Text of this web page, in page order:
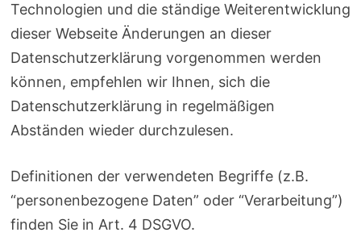
Technologien und die ständige Weiterentwicklung
dieser Webseite Änderungen an dieser
Datenschutzerklärung vorgenommen werden
können, empfehlen wir Ihnen, sich die
Datenschutzerklärung in regelmäßigen
Abständen wieder durchzulesen.
Definitionen der verwendeten Begriffe (z.B.
“personenbezogene Daten” oder “Verarbeitung”)
finden Sie in Art. 4 DSGVO.